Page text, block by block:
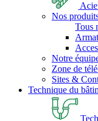
Nos
Tous
Notre
Zone de
Sites &
Technique du